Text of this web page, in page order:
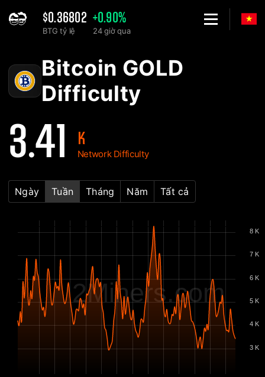
$0.36802
BTG tỷ lệ
+0.90%
24 giờ qua
Bitcoin GOLD
Difficulty
3.41 K
Network Difficulty
Ngày Tuần Tháng Năm Tất cả
2Miners.com
3 K
4 K
5 K
6 K
7 K
8 K